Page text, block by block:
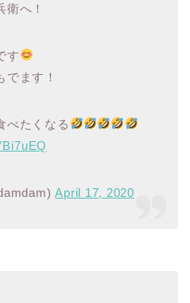
衛へ！
す
でます！
べたくなる
April 17, 2020